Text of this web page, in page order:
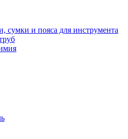
сумки и пояса для инструмента